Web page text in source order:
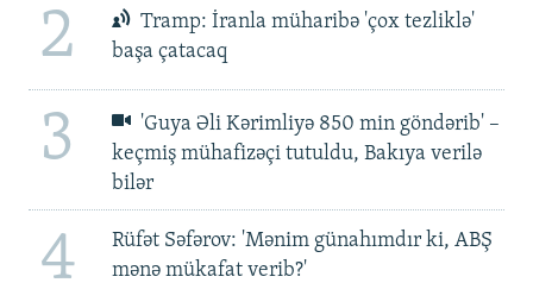
2
Tramp: İranla müharibə 'çox tezliklə'
başa çatacaq
3
'Guya Əli Kərimliyə 850 min göndərib' –
keçmiş mühafizəçi tutuldu, Bakıya verilə
bilər
4
Rüfət Səfərov: 'Mənim günahımdır ki, ABŞ
mənə mükafat verib?'